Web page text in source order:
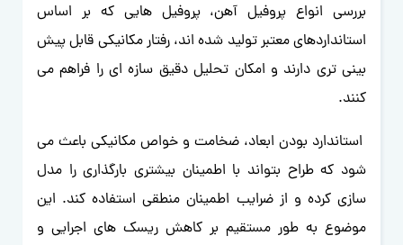
بررسی انواع پروفیل آهن، پروفیل هایی که بر اساس
استانداردهای معتبر تولید شده اند، رفتار مکانیکی قابل پیش
بینی تری دارند و امکان تحلیل دقیق سازه ای را فراهم می
کنند.
استاندارد بودن ابعاد، ضخامت و خواص مکانیکی باعث می
شود که طراح بتواند با اطمینان بیشتری بارگذاری را مدل
سازی کرده و از ضرایب اطمینان منطقی استفاده کند. این
موضوع به طور مستقیم بر کاهش ریسک های اجرایی و